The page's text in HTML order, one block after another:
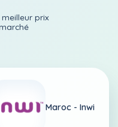
prix
Maroc - Inwi